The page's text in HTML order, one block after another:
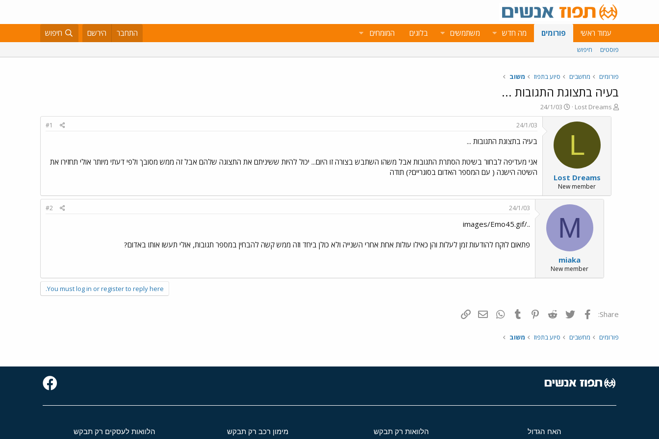
עמוד ראשי פורומים מה חדש משתמשים בלוגים המומחים התחבר הירשם חיפוש
פוסטים חיפוש
פורומים מחשבים סיוע בתפוז משוב
בעיה בתצוגת התגובות ...
פ
ו
Lost Dreams
פ
ו
ס
ת
ר
י
ך
24/1/03
L
Lost Dreams
New member
24/1/03
#1
בעיה בתצוגת התגובות ...
אני מעדיפה לבחור בשיטת הסתרת התגובות אבל משהו השתבש בצורה זו היום... יכול להיות ששיניתם את התצוגה שלהם אבל זה ממש מסובך ולפי דעתי מיותר אולי תחזירו את
השיטה הישנה ( עם המספר האדום בסוגריים?) תודה
M
miaka
New member
24/1/03
#2
../images/Emo45.gif
פתאום לוקח להודעות זמן לעלות והן כאילו עולות אחת אחרי השנייה ולא כולן ביחד וזה ממש קשה להבחין במספר תגובות, אולי תעשו אותו באדום?
You must log in or register to reply here.
Share: פייסבוק Twitter
Reddit
Pinterest
Tumblr
WhatsAppדואר אלקטרוני
פורומים מחשבים סיוע בתפוז משוב
האח הגדול הלוואות רק תבקש מימון רכב רק תבקש הלוואות לעסקים רק תבקש